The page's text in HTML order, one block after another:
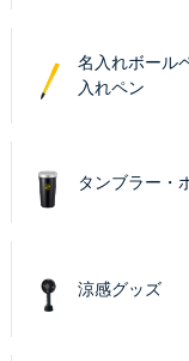
名入れボール
入れペン
タンブラー・
涼感グッズ